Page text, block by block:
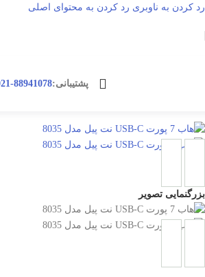
رد کردن به ناوبری رد کردن به محتوای اصلی
پشتیبانی:88941078-021
بزرگنمایی تصویر